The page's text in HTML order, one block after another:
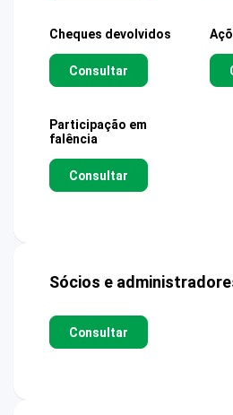
Cheques devolvidos
Consultar
Participação em
falência
Consultar
Sócios e
Consultar